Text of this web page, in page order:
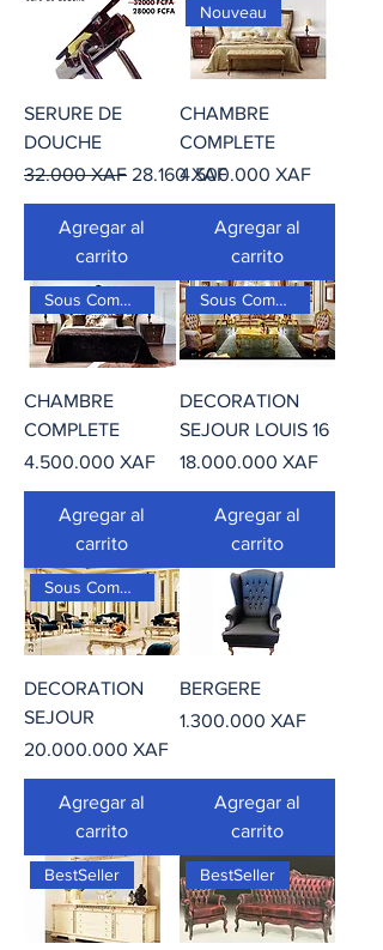
SERURE DE
DOUCHE
Precio
32.000 XAF Precio de oferta
28.160 XAF
Agregar al
carrito
Nouveau
CHAMBRE
COMPLETE
Precio
4.500.000 XAF
Agregar al
carrito
Sous Commande
CHAMBRE
COMPLETE
Precio
4.500.000 XAF
Agregar al
carrito
Sous Commande
DECORATION
SEJOUR LOUIS 16
Precio
18.000.000 XAF
Agregar al
carrito
Sous Commande
DECORATION
SEJOUR
Precio
20.000.000 XAF
Agregar al
carrito
BERGERE
Precio
1.300.000 XAF
Agregar al
carrito
BestSeller BestSeller